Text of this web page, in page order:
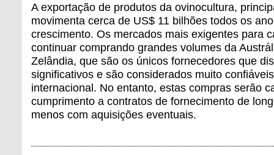
A exportação de produtos da ovinocultura,
movimenta cerca de US$ 11 bilhões todos os
crescimento. Os mercados mais exigentes para
continuar comprando grandes volumes da
Zelândia, que são os únicos fornecedores que
significativos e são considerados muito
internacional. No entanto, estas compras serão
cumprimento a contratos de fornecimento de
menos com aquisições eventuais.